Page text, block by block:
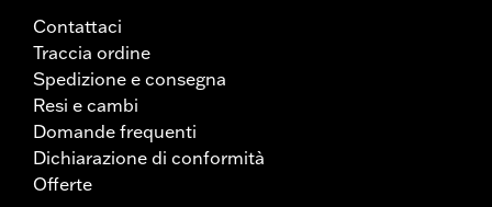
Contattaci
Traccia ordine
Spedizione e consegna
Resi e cambi
Domande frequenti
Dichiarazione di conformità
Offerte